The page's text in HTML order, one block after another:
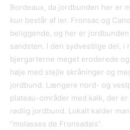
Bordeaux, da jordbunden her er
kun består af ler. Fronsac og
beliggende, og her er
sandsten. I den sydvestlige del, i
bjergarterne meget eroderede
høje med stejle skråninger og
jordbund. Længere nord- og
plateau-områder med kalk, der
rødlig jordbund. Lokalt kalder
”molasses de Fronsadais”.